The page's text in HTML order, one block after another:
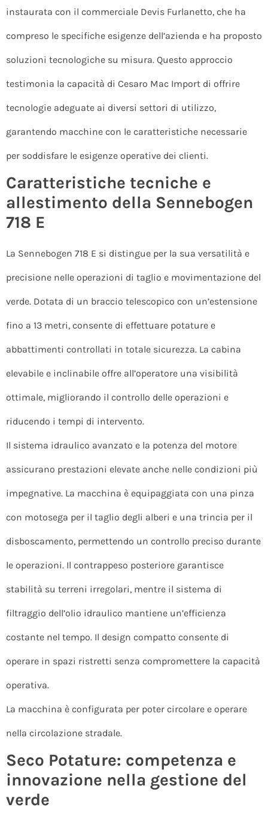
instaurata con il commerciale Devis Furlanetto, che ha
compreso le specifiche esigenze dell’azienda e ha proposto
soluzioni tecnologiche su misura. Questo approccio
testimonia la capacità di Cesaro Mac Import di offrire
tecnologie adeguate ai diversi settori di utilizzo,
garantendo macchine con le caratteristiche necessarie
per soddisfare le esigenze operative dei clienti.
Caratteristiche tecniche e
allestimento della Sennebogen
718 E
La Sennebogen 718 E si distingue per la sua versatilità e
precisione nelle operazioni di taglio e movimentazione del
verde. Dotata di un braccio telescopico con un’estensione
fino a 13 metri, consente di effettuare potature e
abbattimenti controllati in totale sicurezza. La cabina
elevabile e inclinabile offre all’operatore una visibilità
ottimale, migliorando il controllo delle operazioni e
riducendo i tempi di intervento.
Il sistema idraulico avanzato e la potenza del motore
assicurano prestazioni elevate anche nelle condizioni più
impegnative. La macchina è equipaggiata con una pinza
con motosega per il taglio degli alberi e una trincia per il
disboscamento, permettendo un controllo preciso durante
le operazioni. Il contrappeso posteriore garantisce
stabilità su terreni irregolari, mentre il sistema di
filtraggio dell’olio idraulico mantiene un’efficienza
costante nel tempo. Il design compatto consente di
operare in spazi ristretti senza compromettere la capacità
operativa.
La macchina è configurata per poter circolare e operare
nella circolazione stradale.
Seco Potature: competenza e
innovazione nella gestione del
verde